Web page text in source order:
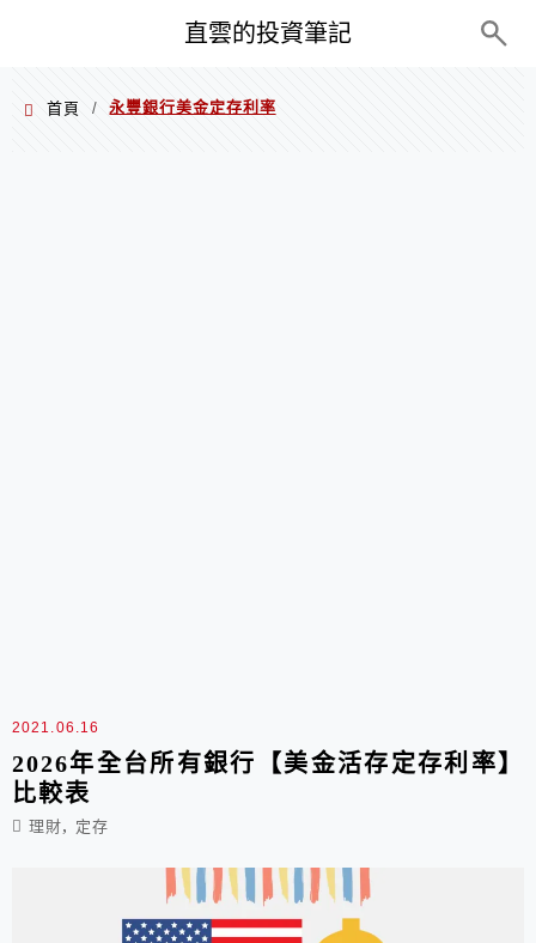
直雲的投資筆記
首頁 / 永豐銀行美金定存利率
2021.06.16
2026年全台所有銀行【美金活存定存利率】
比較表
理財, 定存